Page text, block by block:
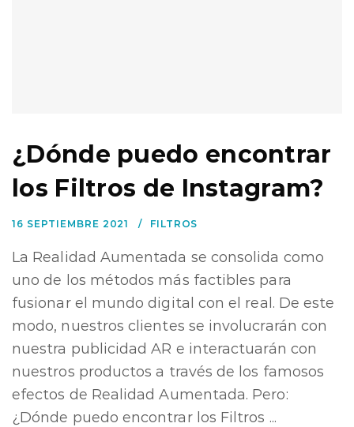
¿Dónde puedo encontrar
los Filtros de Instagram?
16 SEPTIEMBRE 2021 FILTROS
La Realidad Aumentada se consolida como
uno de los métodos más factibles para
fusionar el mundo digital con el real. De este
modo, nuestros clientes se involucrarán con
nuestra publicidad AR e interactuarán con
nuestros productos a través de los famosos
efectos de Realidad Aumentada. Pero:
¿Dónde puedo encontrar los Filtros ...